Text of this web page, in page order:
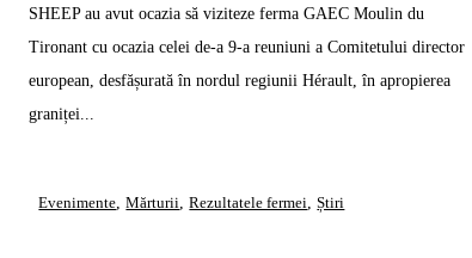
SHEEP au avut ocazia să viziteze ferma GAEC Moulin du
Tironant cu ocazia celei de-a 9-a reuniuni a Comitetului director
european, desfășurată în nordul regiunii Hérault, în apropierea
graniței...
Evenimente ,Mărturii ,Rezultatele fermei ,Știri